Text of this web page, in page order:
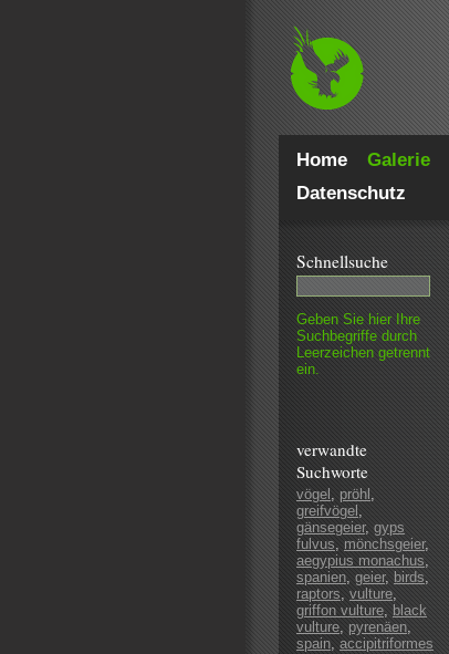
Home Galerie
Datenschutz
Schnell­suche
Geben Sie hier Ihre
Such­begriffe durch
Leer­zeichen getrennt
ein.
verwandte
Suchworte
vögel , pröhl ,
greifvögel ,
gänsegeier, gyps
fulvus, mönchsgeier,
aegypius monachus,
spanien, geier, birds,
raptors, vulture,
griffon vulture, black
vulture, pyrenäen,
spain, accipitriformes